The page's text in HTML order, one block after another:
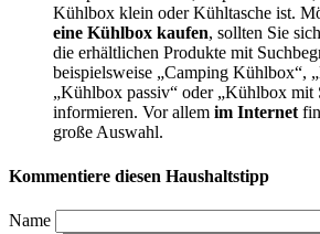
Kühlbox klein oder Kühltasche ist.
eine Kühlbox kaufen, sollten Sie
die erhältlichen Produkte mit
beispielsweise „Camping Kühlbox“,
„Kühlbox passiv“ oder „Kühlbox mit
informieren. Vor allem im Internet
große Auswahl.
Kommentiere diesen Haushaltstipp
Name